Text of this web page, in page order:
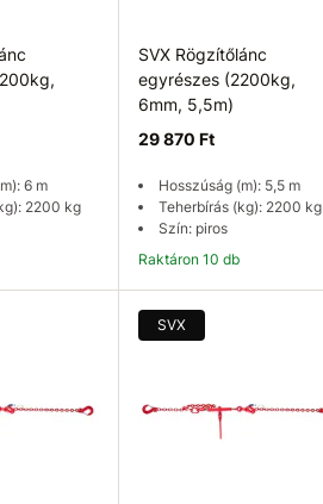
6 m
2200 kg
SVX Rögzítőlánc
egyrészes (2200kg,
6mm, 5,5m)
29 870 Ft
Hosszúság (m): 5,5 m
Teherbírás (kg): 2200 kg
Szín: piros
Raktáron 10 db
SVX